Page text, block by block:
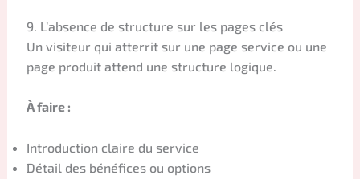
9. L’absence de structure sur les pages clés
Un visiteur qui atterrit sur une page service ou une
page produit attend une structure logique.
À faire :
Introduction claire du service
Détail des bénéfices ou options